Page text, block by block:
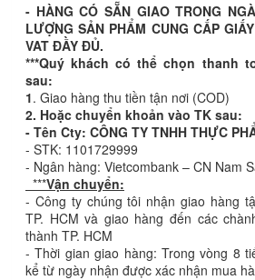
- HÀNG CÓ SẴN GIAO TRONG
LƯỢNG SẢN PHẨM CUNG CẤP
VAT ĐẦY ĐỦ.
***Quý khách có thể chọn thanh
sau:
1. Giao hàng thu tiền tận nơi (COD)
2. Hoặc chuyển khoản vào TK sau:
- Tên Cty: CÔNG TY TNHH THỰC
- STK: 1101729999
- Ngân hàng: Vietcombank – CN Nam
***Vận chuyển:
- Công ty chúng tôi nhận giao hàng
TP. HCM và giao hàng đến các
thành TP. HCM
- Thời gian giao hàng: Trong vòng 8
kể từ ngày nhận được xác nhận mua